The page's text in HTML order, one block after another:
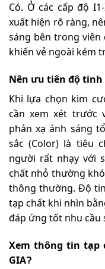
Có. Ở các cấp độ
xuất hiện rõ ràng,
sáng bên trong viên
khiến vẻ ngoài kém
Nên ưu tiên độ tinh
Khi lựa chọn kim
cần xem xét trước
phản xạ ánh sáng
sắc (Color) là tiêu
người rất nhạy với
chất nhỏ thường
thông thường. Độ
tạp chất khi nhìn
đáp ứng tốt nhu cầu
Xem thông tin tạp
GIA?